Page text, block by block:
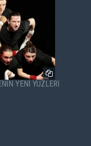
YENİ YÜZLERİ